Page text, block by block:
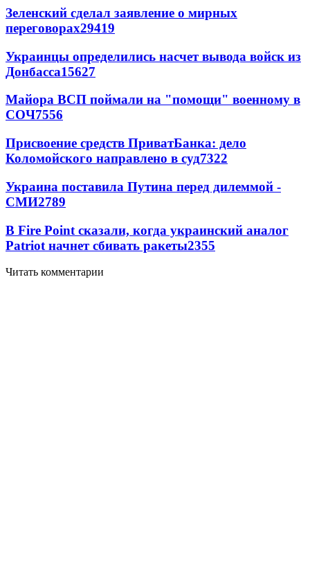
Зеленский сделал заявление о мирных
переговорах29419
Украинцы определились насчет вывода войск из
Донбасса15627
Майора ВСП поймали на "помощи" военному в
СОЧ7556
Присвоение средств ПриватБанка: дело
Коломойского направлено в суд7322
Украина поставила Путина перед дилеммой -
СМИ2789
В Fire Point сказали, когда украинский аналог
Patriot начнет сбивать ракеты2355
Читать комментарии